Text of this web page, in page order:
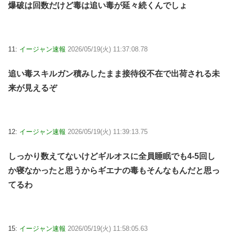
爆破は回数だけど毒は追い毒が延々続くんでしょ
11: イージャン速報 2026/05/19(火) 11:37:08.78
追い毒スキルガン積みしたまま接待役不在で出荷される未
来が見えるぞ
12: イージャン速報 2026/05/19(火) 11:39:13.75
しっかり数えてないけどギルオスに全員睡眠でも4-5回し
か寝なかったと思うからギエナの毒もそんなもんだと思っ
てるわ
15: イージャン速報 2026/05/19(火) 11:58:05.63